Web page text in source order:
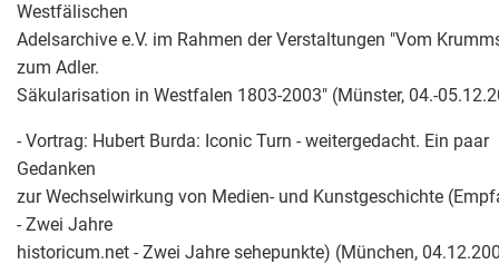
Westfälischen
Adelsarchive e.V. im Rahmen der Verstaltungen "Vom
zum Adler.
Säkularisation in Westfalen 1803-2003" (Münster, 04.-
- Vortrag: Hubert Burda: Iconic Turn - weitergedacht. Ein paar
Gedanken
zur Wechselwirkung von Medien- und Kunstgeschichte
- Zwei Jahre
historicum.net - Zwei Jahre sehepunkte) (München,